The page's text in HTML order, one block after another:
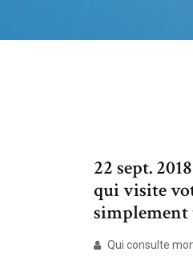
22 sept.
qui visite
simplement
Qui consulte